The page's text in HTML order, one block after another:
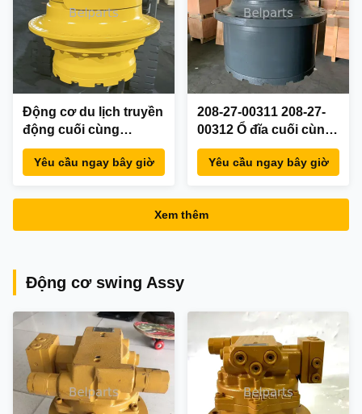
Động cơ du lịch truyền
động cuối cùng
Komatsu D39PX-22
D39EX-22 11Y-27-
11Y-27-30201 11Y-27-
Yêu cầu ngay bây giờ
208-27-00311 208-27-
00312 Ổ đĩa cuối cùng
cho KOMATSU PC400-
7 PC400-8 PC450-7
theo dõi hành trình
máy xúc với hộp giảm
Yêu cầu ngay bây giờ
Xem thêm
Động cơ swing Assy